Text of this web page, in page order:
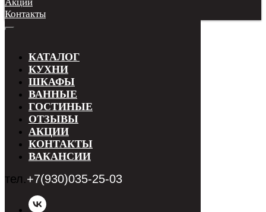
Контакты
КАТАЛОГ
КУХНИ
ШКАФЫ
ВАННЫЕ
ГОСТИНЫЕ
ОТЗЫВЫ
АКЦИИ
КОНТАКТЫ
ВАКАНСИИ
тел.+7(930)035-25-03